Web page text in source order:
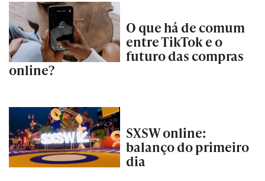
O que há de comum
entre TikTok e o
futuro das compras
online?
SXSW online:
balanço do primeiro
dia